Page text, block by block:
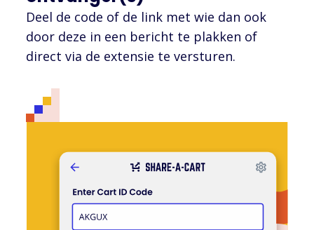
Deel de code of de link met wie dan ook
door deze in een bericht te plakken of
direct via de extensie te versturen.